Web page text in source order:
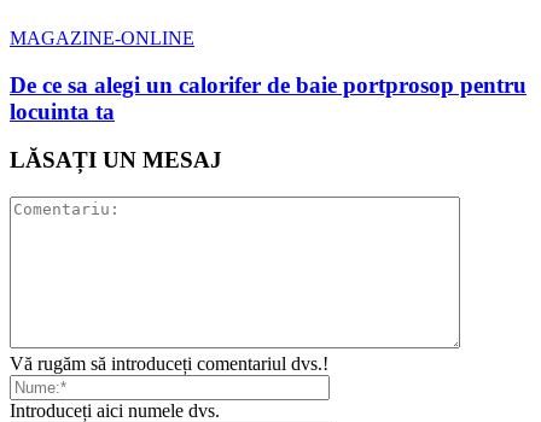
MAGAZINE-ONLINE
De ce sa alegi un calorifer de baie portprosop pentru
locuinta ta
LĂSAȚI UN MESAJ
Vă rugăm să introduceți comentariul dvs.!
Introduceți aici numele dvs.